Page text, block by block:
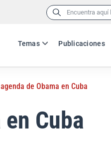
Buscar:
Temas Publicaciones
de Obama en Cuba
Cuba